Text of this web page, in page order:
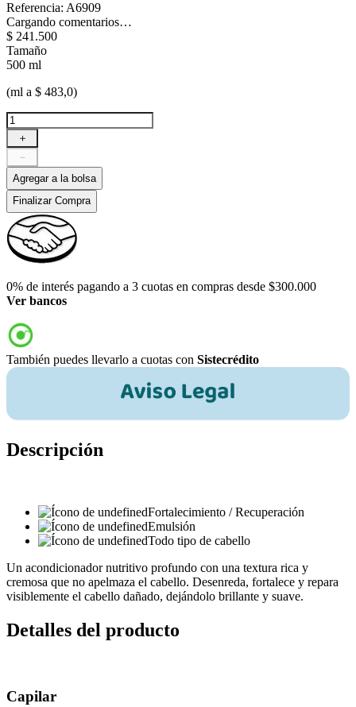
Referencia: A6909
Cargando comentarios…
$ 241.500
Tamaño
500 ml
(ml a $ 483,0)
＋
－
Agregar a la bolsa
Finalizar Compra
0% de interés pagando a 3 cuotas en compras desde $300.000
Ver bancos
También puedes llevarlo a cuotas con Sistecrédito
Descripción
Fortalecimiento / Recuperación
Emulsión
Todo tipo de cabello
Un acondicionador nutritivo profundo con una textura rica y
cremosa que no apelmaza el cabello. Desenreda, fortalece y repara
visiblemente el cabello dañado, dejándolo brillante y suave.
Detalles del producto
Capilar